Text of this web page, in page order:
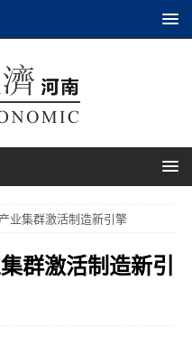
业集群激活制造新引擎
群激活制造新引